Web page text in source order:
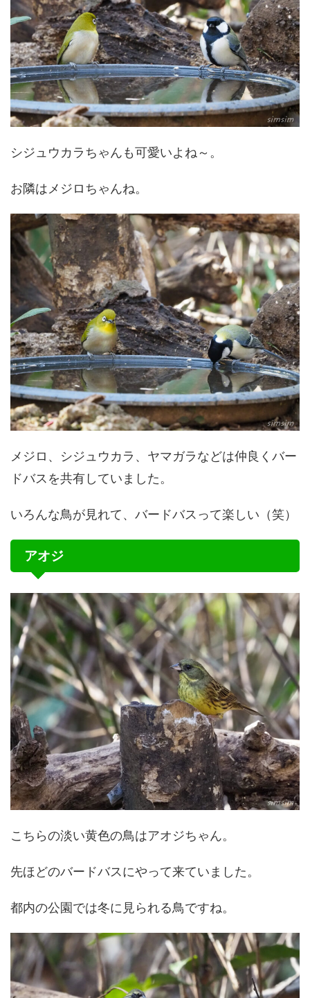
シジュウカラちゃんも可愛いよね～。
お隣はメジロちゃんね。
メジロ、シジュウカラ、ヤマガラなどは仲良くバー
ドバスを共有していました。
いろんな鳥が見れて、バードバスって楽しい（笑）
アオジ
こちらの淡い黄色の鳥はアオジちゃん。
先ほどのバードバスにやって来ていました。
都内の公園では冬に見られる鳥ですね。